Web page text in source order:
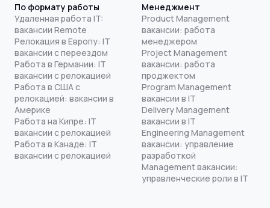
По формату работы
Удаленная работа IT:
вакансии Remote
Релокация в Европу: IT
вакансии с переездом
Работа в Германии: IT
вакансии с релокацией
Работа в США с
релокацией: вакансии в
Америке
Работа на Кипре: IT
вакансии с релокацией
Работа в Канаде: IT
вакансии с релокацией
Менеджмент
Product Management
вакансии: работа
менеджером
Project Management
вакансии: работа
проджектом
Program Management
вакансии в IT
Delivery Management
вакансии в IT
Engineering Management
вакансии: управление
разработкой
Management вакансии:
управленческие роли в IT